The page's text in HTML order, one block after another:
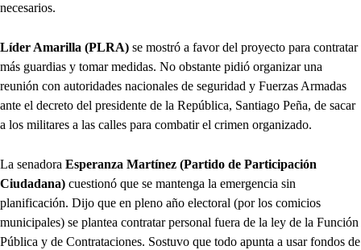
necesarios.
Líder Amarilla (PLRA) se mostró a favor del proyecto para contratar
más guardias y tomar medidas. No obstante pidió organizar una
reunión con autoridades nacionales de seguridad y Fuerzas Armadas
ante el decreto del presidente de la República, Santiago Peña, de sacar
a los militares a las calles para combatir el crimen organizado.
La senadora Esperanza Martínez (Partido de Participación
Ciudadana) cuestionó que se mantenga la emergencia sin
planificación. Dijo que en pleno año electoral (por los comicios
municipales) se plantea contratar personal fuera de la ley de la Función
Pública y de Contrataciones. Sostuvo que todo apunta a usar fondos de